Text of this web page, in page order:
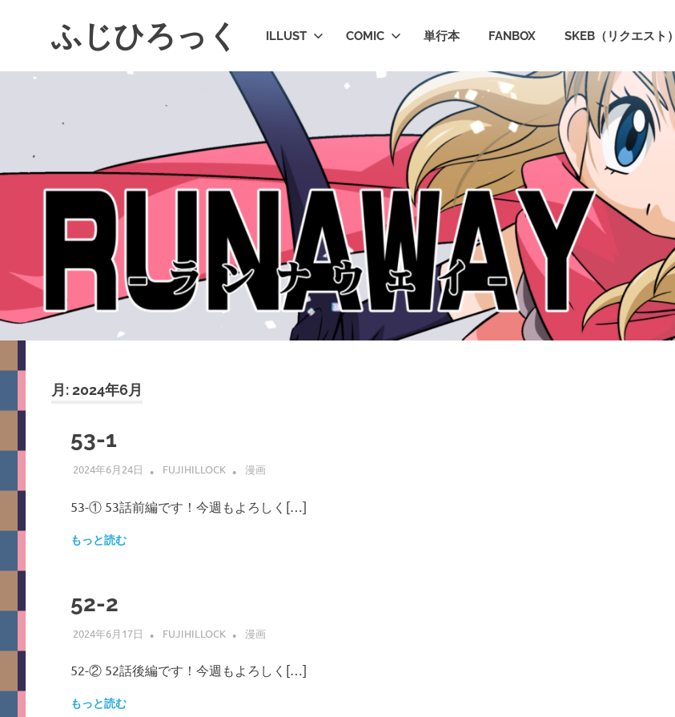
ふじひろっく ILLUST COMIC 単行本 FANBOX SKEB（リクエスト）
月:2024年6月
53-1
2024年6月24日 FUJIHILLOCK 漫画
53-① 53話前編です！今週もよろしく[…]
もっと読む
52-2
2024年6月17日 FUJIHILLOCK 漫画
52-② 52話後編です！今週もよろしく[…]
もっと読む